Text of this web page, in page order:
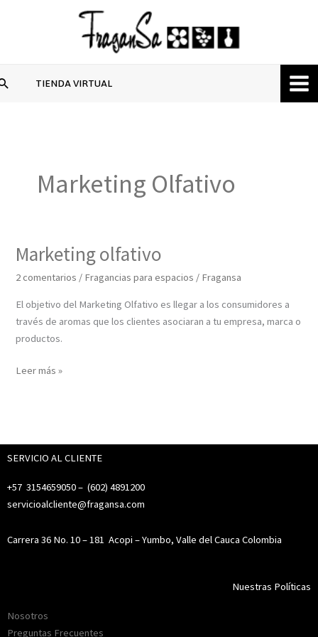
TIENDA VIRTUAL
Marketing Olfativo
Marketing olfativo
2 comentarios / Fragancias para espacios / Fragansa
El objetivo del Marketing Olfativo es llegar a los consumidores a
través de aromas que los clientes asociaran a tu empresa, marca o
productos.
Marketing
Leer más »
SERVICIO AL CLIENTE
+57 3154659050 – (602) 4891200
servicioalcliente@fragansa.com
Carrera 36 No. 10 – 181 Acopi – Yumbo, Valle del Cauca Colombia
Nuestras Políticas
Nosotros
Preguntas Frecuentes